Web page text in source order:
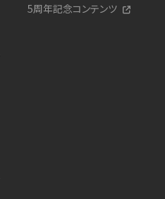
5周年記念コンテンツ